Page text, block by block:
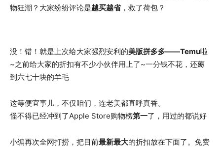
物狂潮？大家纷纷评论是越买越省，救了荷包？
没！错！就是上次给大家强烈安利的美版拼多多——Temu啦
~之前给大家的折扣有不少小伙伴用上了~一分钱不花，还薅
到六七十块的羊毛
这等便宜事儿，不仅咱们，连老美都直呼真香。
怪不得已经冲到了Apple Store购物榜第一了，用过的都说好
小编再次全网打捞，把目前最新最大的折扣放在下面了。免费